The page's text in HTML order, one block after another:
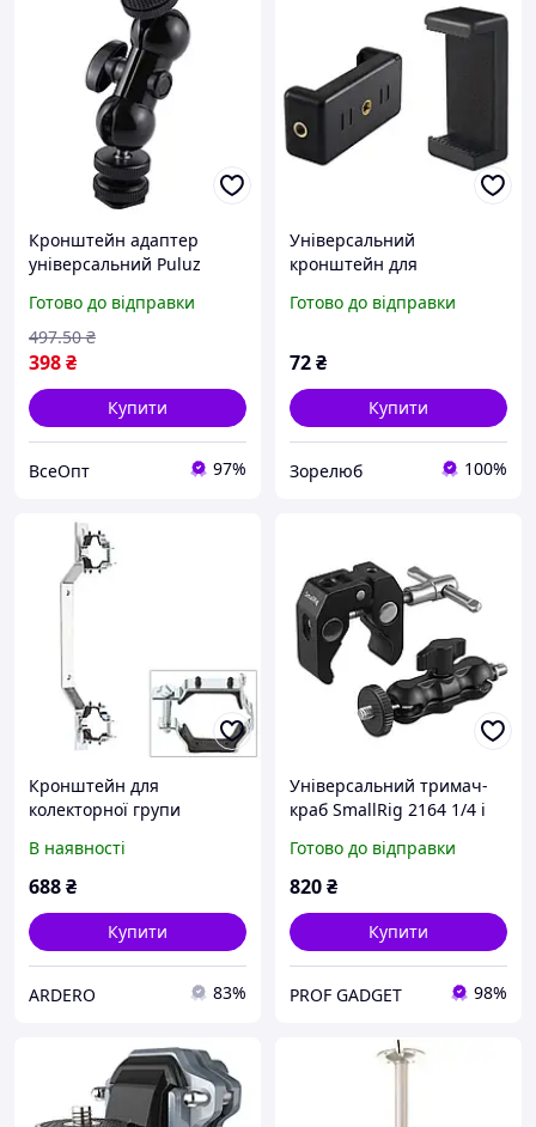
Кронштейн адаптер
універсальний Puluz
башмака на 1/4,
алюмінієвий, для екшн-
камер і DSLR, чорний
Готово до відправки
398₴
497.50 ₴
Купити
ВсеОпт 97%
Універсальний
кронштейн для
знизу та збоку
Готово до відправки
72₴
Купити
Зорелюб 100%
Кронштейн для
колекторної групи
1"1/4 універсальний
В наявності
688₴
Купити
ARDERO 83%
Універсальний тримач-
краб SmallRig 2164 1/4 і
поворотною головкою
кріплення для камер,
Готово до відправки
820₴
Купити
PROF GADGET 98%